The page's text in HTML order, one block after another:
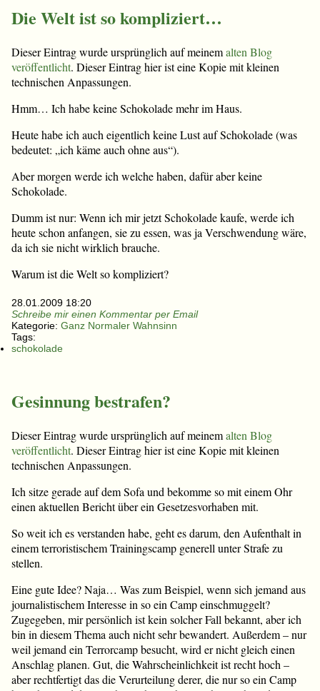
Die Welt ist so kompliziert…
Dieser Eintrag wurde ursprünglich auf meinemalten Blog
veröffentlicht. Dieser Eintrag hier ist eine Kopie mit kleinen
technischen Anpassungen.
Hmm… Ich habe keine Schokolade mehr im Haus.
Heute habe ich auch eigentlich keine Lust auf Schokolade (was
bedeutet: „ich käme auch ohne aus“).
Aber morgen werde ich welche haben, dafür aber keine
Schokolade.
Dumm ist nur: Wenn ich mir jetzt Schokolade kaufe, werde ich
heute schon anfangen, sie zu essen, was ja Verschwendung wäre,
da ich sie nicht wirklich brauche.
Warum ist die Welt so kompliziert?
28.01.2009 18:20
Schreibe mir einen Kommentar per Email
Kategorie: Ganz Normaler Wahnsinn
Tags:
schokolade
Gesinnung bestrafen?
Dieser Eintrag wurde ursprünglich auf meinemalten Blog
veröffentlicht. Dieser Eintrag hier ist eine Kopie mit kleinen
technischen Anpassungen.
Ich sitze gerade auf dem Sofa und bekomme so mit einem Ohr
einen aktuellen Bericht über ein Gesetzesvorhaben mit.
So weit ich es verstanden habe, geht es darum, den Aufenthalt in
einem terroristischem Trainingscamp generell unter Strafe zu
stellen.
Eine gute Idee? Naja… Was zum Beispiel, wenn sich jemand aus
journalistischem Interesse in so ein Camp einschmuggelt?
Zugegeben, mir persönlich ist kein solcher Fall bekannt, aber ich
bin in diesem Thema auch nicht sehr bewandert. Außerdem – nur
weil jemand ein Terrorcamp besucht, wird er nicht gleich einen
Anschlag planen. Gut, die Wahrscheinlichkeit ist recht hoch –
aber rechtfertigt das die Verurteilung derer, die nur so ein Camp